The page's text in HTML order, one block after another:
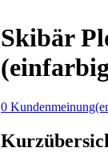
Skibär
0